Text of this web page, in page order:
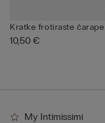
Kratke frotiraste čarape
10,50 €
My Intimissimi